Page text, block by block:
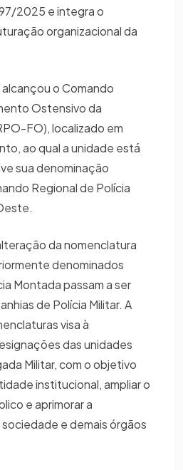
2025 e integra o
organizacional da
o Comando
Ostensivo da
FO), localizado em
ao qual a unidade está
sua denominação
Regional de Polícia
da nomenclatura
denominados
Montada passam a ser
de Polícia Militar. A
visa à
das unidades
Militar, com o objetivo
institucional, ampliar o
e aprimorar a
e demais órgãos